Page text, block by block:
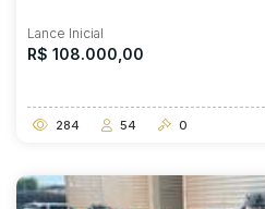
Lance Inicial
R$ 108.000,00
284 54 0